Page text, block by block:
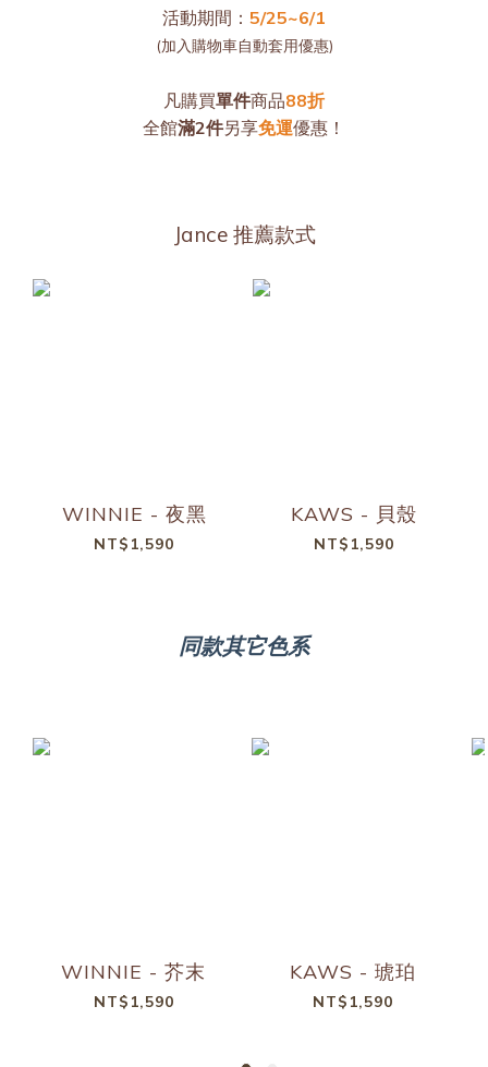
活動期間： 5/25~6/1
(加入購物車自動套用優惠)
凡購買單件商品88折
全館滿2件另享免運優惠！
Jance 推薦款式
WINNIE - 夜黑
NT$1,590
KAWS - 貝殼
NT$1,590
同款其它色系
WINNIE - 芥末
NT$1,590
KAWS - 琥珀
NT$1,590